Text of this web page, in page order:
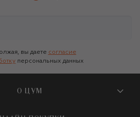
вы даете согласие
персональных данных
О ЦУМ
О магазине